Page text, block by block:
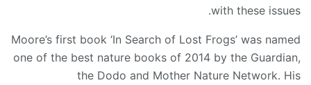
with these issues.
Moore’s first book ‘In Search of Lost Frogs’ was named
one of the best nature books of 2014 by the Guardian,
the Dodo and Mother Nature Network. His